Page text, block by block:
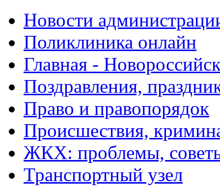
Новости
Поликлиника онлайн
Главная -
Поздравления,
Право и правопорядок
Происшествия,
ЖКХ: проблемы,
Транспортный узел